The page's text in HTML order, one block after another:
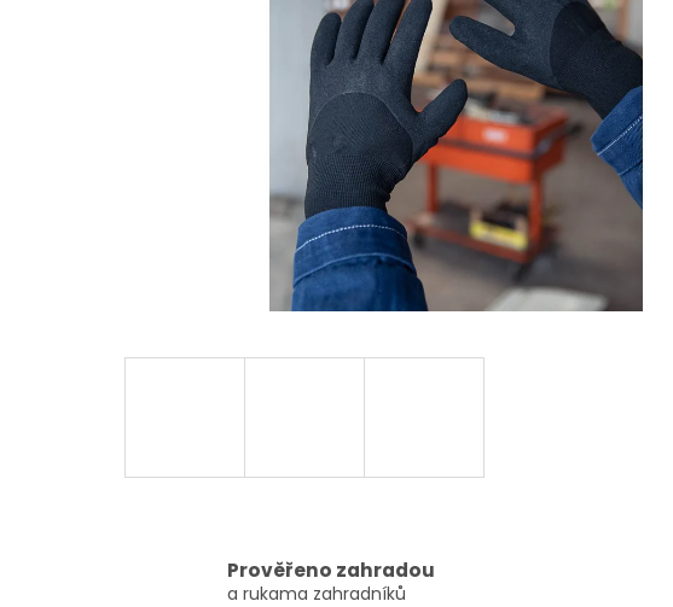
Prověřeno zahradou
a rukama zahradníků